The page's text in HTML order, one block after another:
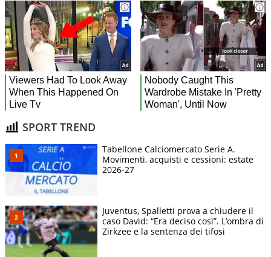
SPORT TREND
Tabellone Calciomercato Serie A.
Movimenti, acquisti e cessioni: estate
2026-27
Juventus, Spalletti prova a chiudere il
caso David: “Era deciso così”. L’ombra di
Zirkzee e la sentenza dei tifosi